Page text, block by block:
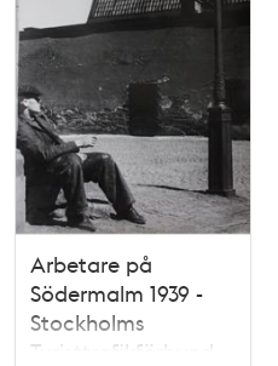
Arbetare på
Södermalm 1939 -
Stockholms
Turisttrafikförbund